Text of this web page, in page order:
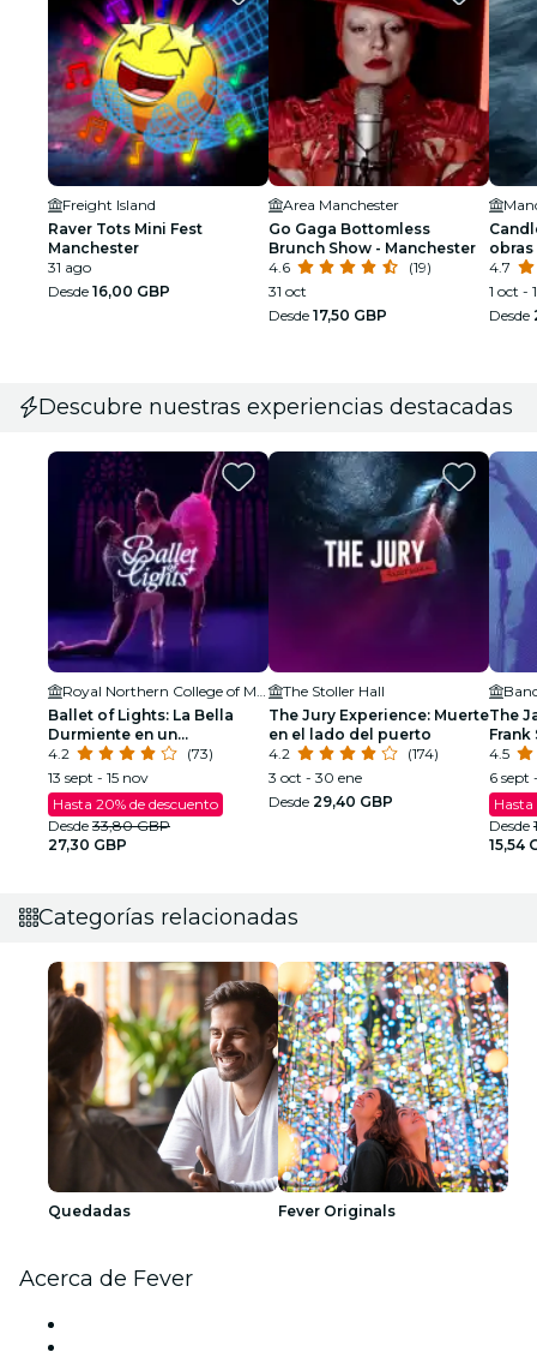
Freight Island
Raver Tots Mini Fest
Manchester
31 ago
Desde 16,00 GBP
Area Manchester
Go Gaga Bottomless
Brunch Show - Manchester
4.6
(19)
31 oct
Desde 17,50 GBP
obras
4.7
1 oct -
Desde
Descubre nuestras experiencias destacadas
Ballet of Lights: La Bella
Durmiente en un
espectáculo deslumbrante
4.2
(73)
13 sept - 15 nov
Hasta 20% de descuento
Desde 33,80 GBP
27,30 GBP
The Stoller Hall
The Jury Experience: Muerte
en el lado del puerto
4.2
(174)
3 oct - 30 ene
Desde 29,40 GBP
The
Frank
4.5
6 sept
Hasta
Desde
15,54
Categorías relacionadas
Quedadas Fever Originals
Acerca de Fever